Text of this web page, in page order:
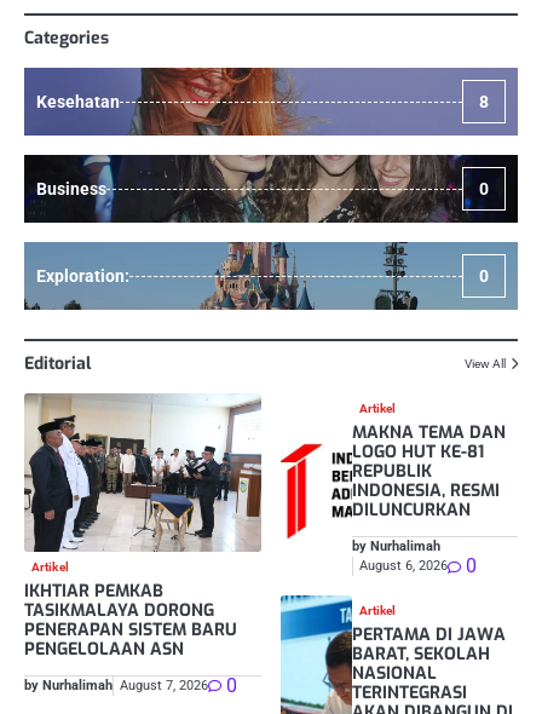
Categories
Kesehatan 8
Business 0
Exploration: 0
Editorial View All
Artikel
IKHTIAR PEMKAB
TASIKMALAYA DORONG
PENERAPAN SISTEM BARU
PENGELOLAAN ASN
by Nurhalimah August 7, 2026 0
Artikel
MAKNA TEMA DAN
LOGO HUT KE-81
REPUBLIK
INDONESIA, RESMI
DILUNCURKAN
by Nurhalimah
August 6, 2026
0
Artikel
PERTAMA DI JAWA
BARAT, SEKOLAH
NASIONAL
TERINTEGRASI